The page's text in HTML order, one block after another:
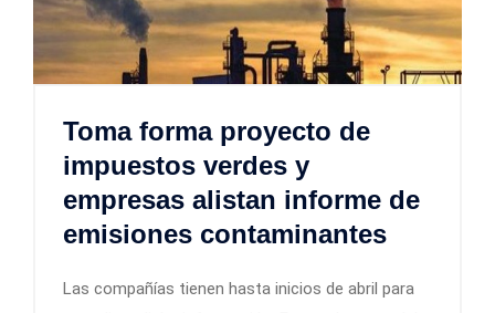
Toma forma proyecto de
impuestos verdes y
empresas alistan informe de
emisiones contaminantes
Las compañías tienen hasta inicios de abril para